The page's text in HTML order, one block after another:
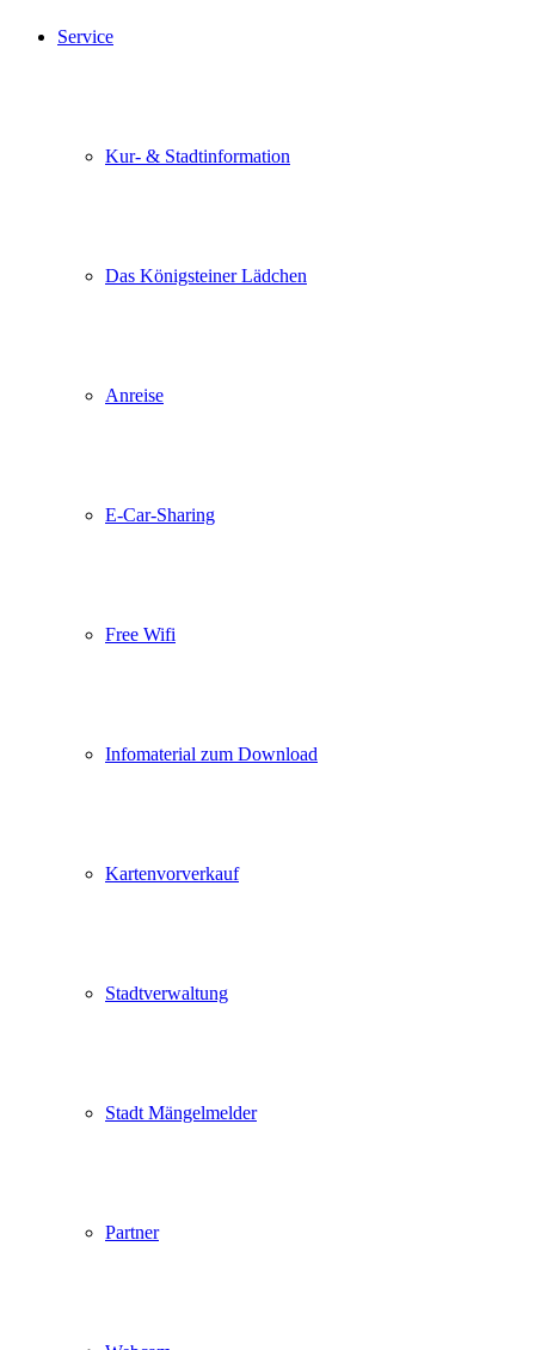
Service
Kur- & Stadtinformation
Das Königsteiner Lädchen
Anreise
E-Car-Sharing
Free Wifi
Infomaterial zum Download
Kartenvorverkauf
Stadtverwaltung
Stadt Mängelmelder
Partner